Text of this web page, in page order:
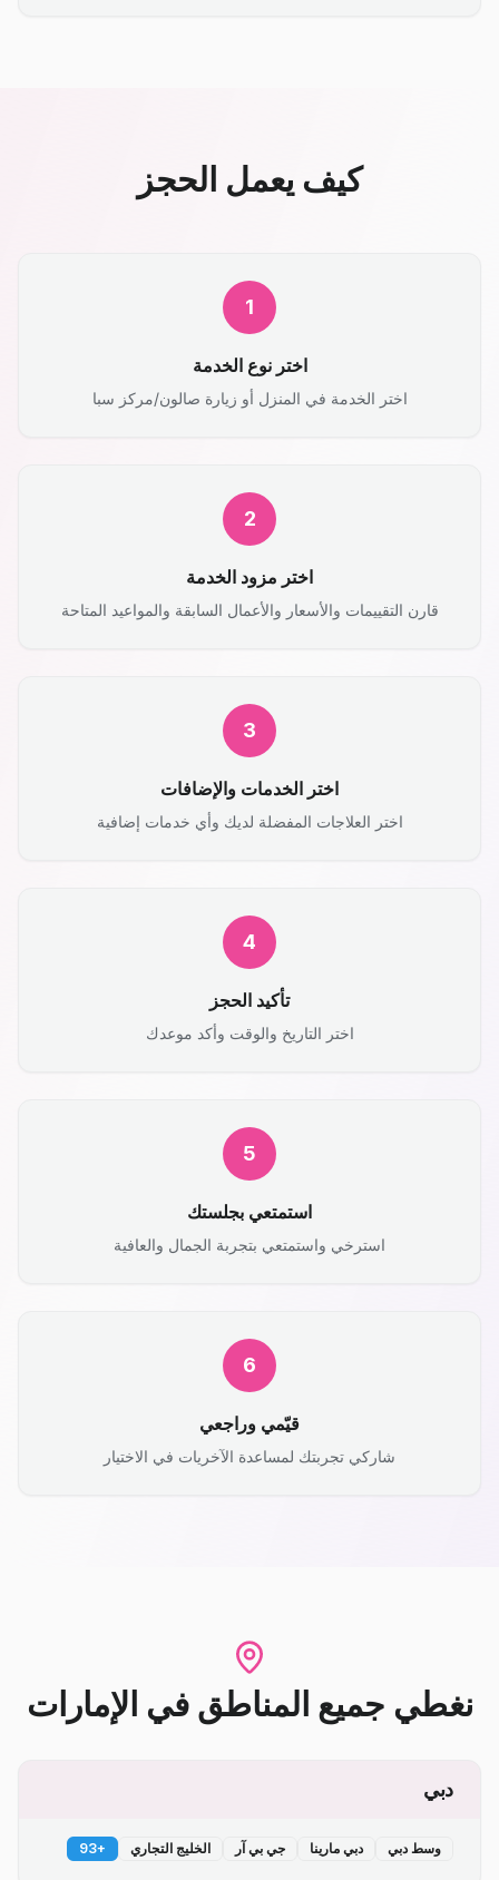
كيف يعمل الحجز
1
اختر نوع الخدمة
اختر الخدمة في المنزل أو زيارة صالون/مركز سبا
2
اختر مزود الخدمة
قارن التقييمات والأسعار والأعمال السابقة والمواعيد المتاحة
3
اختر الخدمات والإضافات
اختر العلاجات المفضلة لديك وأي خدمات إضافية
4
تأكيد الحجز
اختر التاريخ والوقت وأكد موعدك
5
استمتعي بجلستك
استرخي واستمتعي بتجربة الجمال والعافية
6
قيّمي وراجعي
شاركي تجربتك لمساعدة الآخريات في الاختيار
نغطي جميع المناطق في الإمارات
دبي
وسط دبي دبي مارينا جي بي آر الخليج التجاري +
93